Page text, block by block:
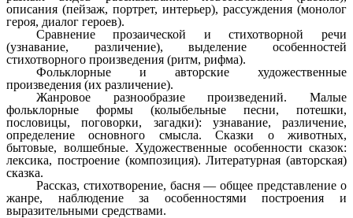
описания (пейзаж, портрет, интерьер), рассуждения (монолог
героя, диалог героев).
Сравнение прозаической и стихотворной речи
(узнавание, различение), выделение особенностей
стихотворного произведения (ритм, рифма).
Фольклорные и авторские художественные
произведения (их различение).
Жанровое разнообразие произведений. Малые
фольклорные формы (колыбельные песни, потешки,
пословицы, поговорки, загадки): узнавание, различение,
определение основного смысла. Сказки о животных,
бытовые, волшебные. Художественные особенности сказок:
лексика, построение (композиция). Литературная (авторская)
сказка.
Рассказ, стихотворение, басня — общее представление о
жанре, наблюдение за особенностями построения и
выразительными средствами.